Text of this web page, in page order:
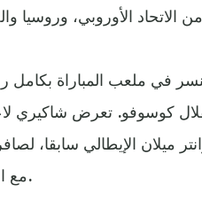
في ملعب المباراة
كوسوفو. تعرض شاكيري
ميلان الإيطالي سابقا،
مع الهدف بالركض في أرض الملعب وخلع قميصه احتفالا.